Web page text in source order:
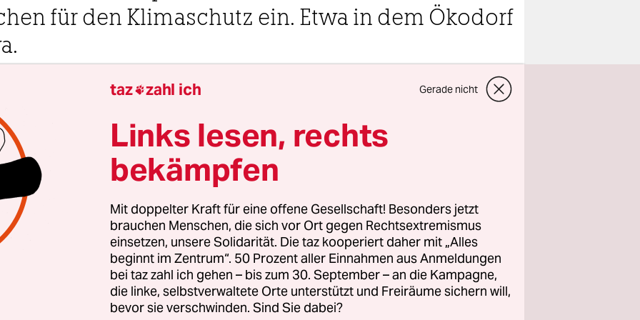
für den Klimaschutz ein. Etwa in dem Ökodorf
Rîşcova Margarete Moulin
ie schmale Straße nach Rîşcova führt entlang einer gelb
Wiese, bevor sie das Ortsschild erreicht und sich
durch den Ort schlängelt. Von der Hauptstraße, die als
geteert ist, führen unbefestigte Wege ins Dorf hinein.
quert die Fahrbahn. Eine Frau mit einem
Kopftuch folgt ihnen. Zwei Jungen sausen auf dem
und her. Alle Gärten sind üppig grün. Dahinter bellen
taz zahl ich Gerade nicht
Links lesen, rechts
bekämpfen
Mit doppelter Kraft für eine offene Gesellschaft! Besonders jetzt
brauchen Menschen, die sich vor Ort gegen Rechtsextremismus
einsetzen, unsere Solidarität. Die taz kooperiert daher mit „Alles
beginnt im Zentrum“. 50 Prozent aller Einnahmen aus Anmeldungen
bei taz zahl ich gehen – bis zum 30. September – an die Kampagne,
die linke, selbstverwaltete Orte unterstützt und Freiräume sichern will,
bevor sie verschwinden. Sind Sie dabei?